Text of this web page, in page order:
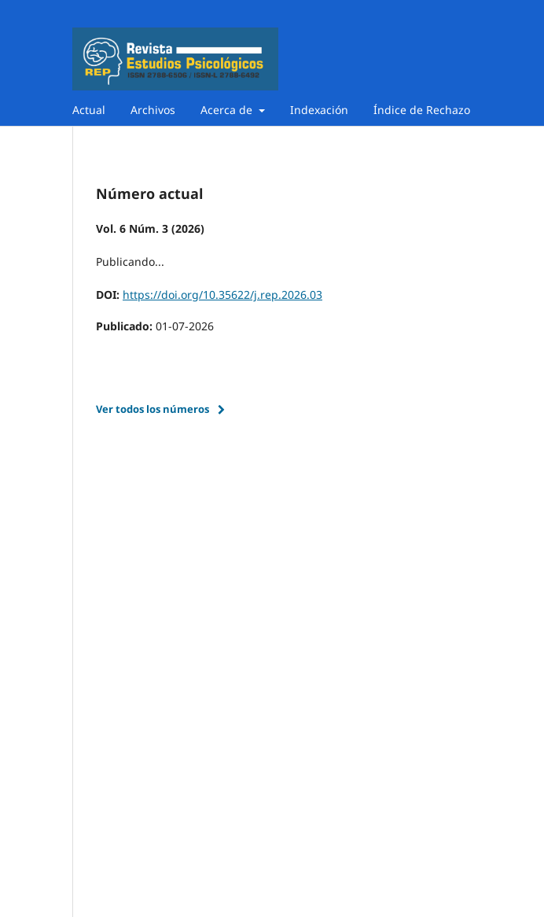
Actual Archivos Acerca de Indexación Índice de Rechazo
Número actual
Vol. 6 Núm. 3 (2026)
Publicando...
DOI: https://doi.org/10.35622/j.rep.2026.03
Publicado: 01-07-2026
Ver todos los números